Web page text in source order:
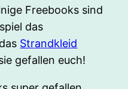
Freebooks sind
das
Strandkleid
gefallen euch!